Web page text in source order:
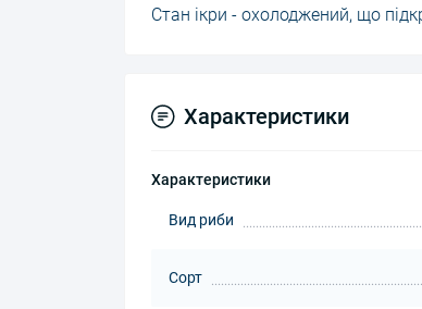
Стан ікри - охолоджений, що
Характеристики
Характеристики
Вид риби
Сорт